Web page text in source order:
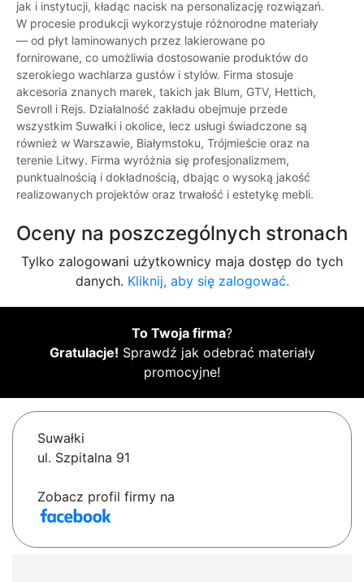
jak i instytucji, kładąc nacisk na personalizację rozwiązań.
W procesie produkcji wykorzystuje różnorodne materiały
— od płyt laminowanych przez lakierowane po
fornirowane, co umożliwia dostosowanie produktów do
szerokiego wachlarza gustów i stylów. Firma stosuje
akcesoria znanych marek, takich jak Blum, GTV, Hettich,
Sevroll i Rejs. Działalność zakładu obejmuje przede
wszystkim Suwałki i okolice, lecz usługi świadczone są
również w Warszawie, Białymstoku, Trójmieście oraz na
terenie Litwy. Firma wyróżnia się profesjonalizmem,
punktualnością i dokładnością, dbając o wysoką jakość
realizowanych projektów oraz trwałość i estetykę mebli.
Oceny na poszczególnych stronach
Tylko zalogowani użytkownicy maja dostęp do tych
danych. Kliknij, aby się zalogować.
To Twoja firma?
Gratulacje! Sprawdź jak odebrać materiały
promocyjne!
Suwałki
ul. Szpitalna 91
Zobacz profil firmy na